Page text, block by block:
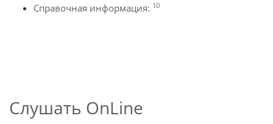
Справочная информация: 10
Слушать OnLine